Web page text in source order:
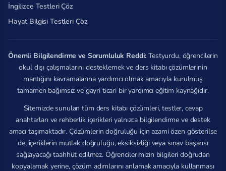
İngilizce Testleri Çöz
Hayat Bilgisi Testleri Çöz
Önemli Bilgilendirme ve Sorumluluk Reddi: Testyurdu, öğrencilerin
okul dışı çalışmalarını desteklemek ve ders kitabı çözümlerinin
mantığını kavramalarına yardımcı olmak amacıyla kurulmuş
tamamen bağımsız ve gayri ticari bir yardımcı eğitim kaynağıdır.
Sitemizde sunulan tüm ders kitabı çözümleri, testler, cevap
anahtarları ve rehberlik içerikleri yalnızca bilgilendirme ve destek
amacı taşımaktadır. Çözümlerin doğruluğu için azami özen gösterilse
de, içeriklerin mutlak doğruluğu, eksiksizliği veya sınav başarısı
sağlayacağı taahhüt edilmez. Öğrencilerimizin bilgileri doğrudan
kopyalamak yerine, çözüm adımlarını anlamak amacıyla kullanması